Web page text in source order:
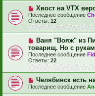
Хвост на VTX
Последнее сообщение
Ответы: 12
Ваня "Вояж" из
товарищ. Но с
Последнее сообщение
Ответы: 22
Челябинск есть
Последнее сообщение